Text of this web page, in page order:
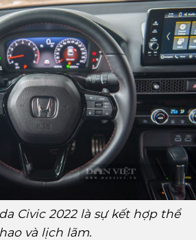
Civic 2022 là sự kết hợp thể
và lịch lãm.